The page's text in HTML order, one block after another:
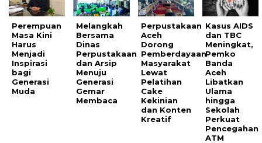
Perempuan
Masa Kini
Harus
Menjadi
Inspirasi
bagi
Generasi
Muda
Melangkah
Bersama
Dinas
Perpustakaan
dan Arsip
Menuju
Generasi
Gemar
Membaca
Perpustakaan
Aceh
Dorong
Pemberdayaan
Masyarakat
Lewat
Pelatihan
Cake
Kekinian
dan Konten
Kreatif
Kasus AIDS
dan TBC
Meningkat,
Pemko
Banda
Aceh
Libatkan
Ulama
hingga
Sekolah
Perkuat
Pencegahan
ATM